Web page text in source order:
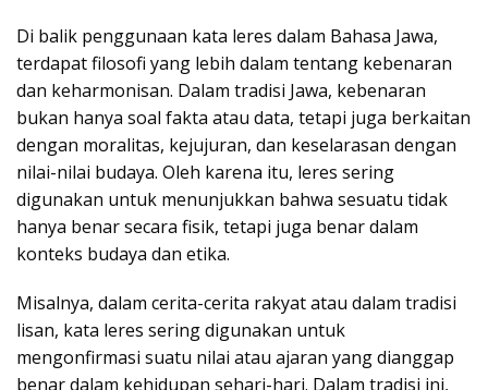
Di balik penggunaan kata leres dalam Bahasa Jawa,
terdapat filosofi yang lebih dalam tentang kebenaran
dan keharmonisan. Dalam tradisi Jawa, kebenaran
bukan hanya soal fakta atau data, tetapi juga berkaitan
dengan moralitas, kejujuran, dan keselarasan dengan
nilai-nilai budaya. Oleh karena itu, leres sering
digunakan untuk menunjukkan bahwa sesuatu tidak
hanya benar secara fisik, tetapi juga benar dalam
konteks budaya dan etika.
Misalnya, dalam cerita-cerita rakyat atau dalam tradisi
lisan, kata leres sering digunakan untuk
mengonfirmasi suatu nilai atau ajaran yang dianggap
benar dalam kehidupan sehari-hari. Dalam tradisi ini,